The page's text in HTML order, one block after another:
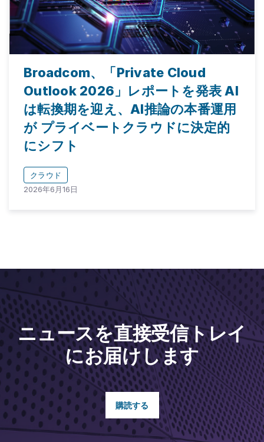
Broadcom、「Private Cloud
Outlook 2026」レポートを発表 AI
は転換期を迎え、AI推論の本番運用
が プライベートクラウドに決定的
にシフト
クラウド
2026年6月16日
ニュースを直接受信トレイ
にお届けします
購読する